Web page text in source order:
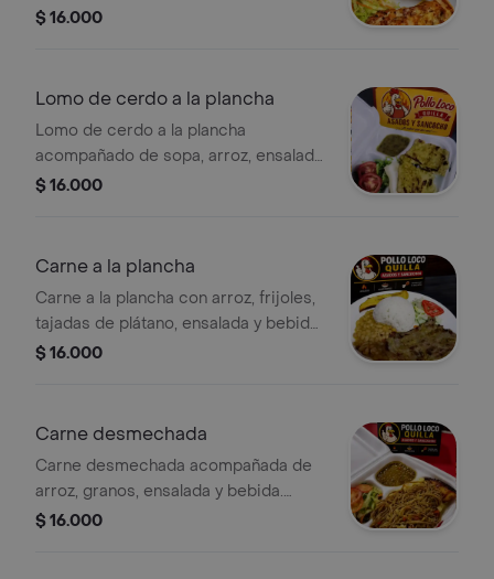
Disponible de 10 am a 4 pm.
$ 16.000
Lomo de cerdo a la plancha
Lomo de cerdo a la plancha
acompañado de sopa, arroz, ensalada,
granos, tajadas y bebida. Disponible
$ 16.000
Carne a la plancha
Carne a la plancha con arroz, frijoles,
tajadas de plátano, ensalada y bebida.
Disponible de 10am a 4pm.
$ 16.000
Carne desmechada
Carne desmechada acompañada de
arroz, granos, ensalada y bebida.
Disponible de 10 am a 4 pm.
$ 16.000